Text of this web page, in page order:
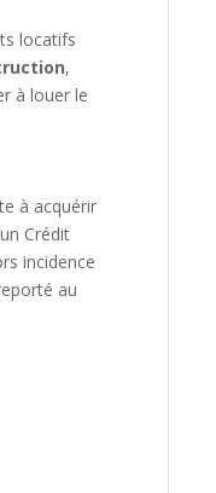
locatifs
,
à louer le
à acquérir
Crédit
incidence
au